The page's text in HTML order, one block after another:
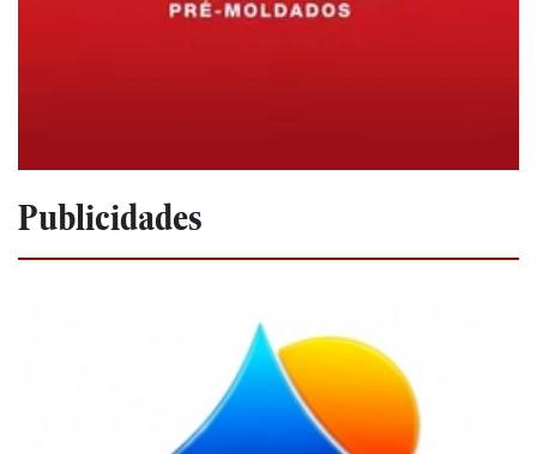
Publicidades